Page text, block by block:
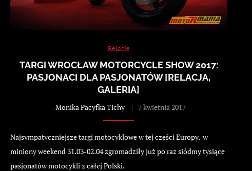
Relacje
TARGI WROCŁAW MOTORCYCLE SHOW 2017:
PASJONACI DLA PASJONATÓW [RELACJA,
GALERIA]
-Monika Pacyfka Tichy 7 kwietnia 2017
Najsympatyczniejsze targi motocyklowe w tej części Europy, w
miniony weekend 31.03-02.04 zgromadziły już po raz siódmy tysiące
pasjonatów motocykli z całej Polski.